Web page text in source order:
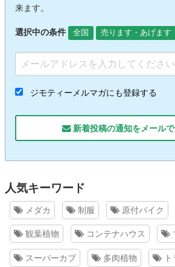
来ます。
選択中の条件 全国 売ります・あげます
ジモティーメルマガにも登録する
新着投稿の通知をメール
人気キーワード
メダカ 制服 原付バイク
観葉植物 コンテナハウス
スーパーカブ 多肉植物